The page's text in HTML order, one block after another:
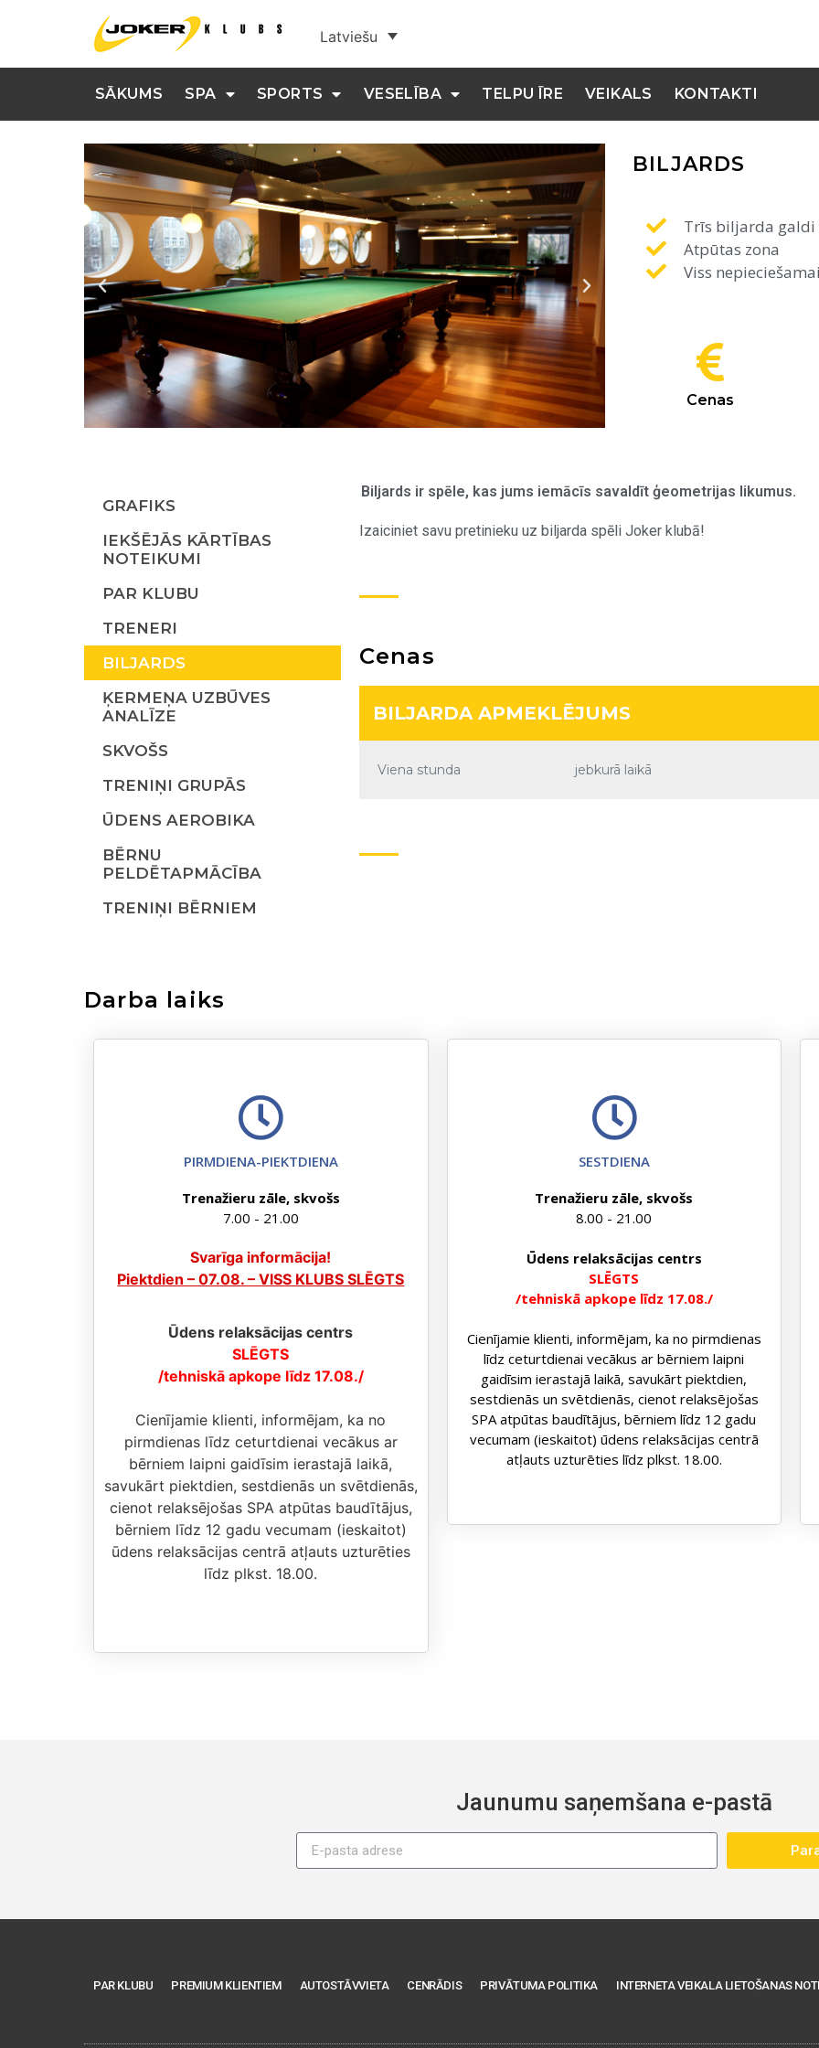
Latviešu
SĀKUMS SPA SPORTS VESELĪBA TELPU ĪRE VEIKALS KONTAKTI
BILJARDS
Trīs biljarda galdi
Atpūtas zona
Viss
Cenas
GRAFIKS
IEKŠĒJĀS KĀRTĪBAS
NOTEIKUMI
PAR KLUBU
TRENERI
BILJARDS
ĶERMEŅA UZBŪVES
ANALĪZE
SKVOŠS
TRENIŅI GRUPĀS
ŪDENS AEROBIKA
BĒRNU
PELDĒTAPMĀCĪBA
TRENIŅI BĒRNIEM
Biljards ir spēle, kas jums iemācīs savaldīt ģeometrijas likumus.
Izaiciniet savu pretinieku uz biljarda spēli Joker klubā!
Cenas
BILJARDA APMEKLĒJUMS
Viena stunda jebkurā laikā
Darba laiks
PIRMDIENA-PIEKTDIENA
Trenažieru zāle, skvošs
7.00 - 21.00
Svarīga informācija!
Piektdien – 07.08. – VISS KLUBS SLĒGTS
Ūdens relaksācijas centrs
SLĒGTS
/tehniskā apkope līdz 17.08./
Cienījamie klienti, informējam, ka no
pirmdienas līdz ceturtdienai vecākus ar
bērniem laipni gaidīsim ierastajā laikā,
savukārt piektdien, sestdienās un svētdienās,
cienot relaksējošas SPA atpūtas baudītājus,
bērniem līdz 12 gadu vecumam (ieskaitot)
ūdens relaksācijas centrā atļauts uzturēties
līdz plkst. 18.00.
SESTDIENA
Trenažieru zāle, skvošs
8.00 - 21.00
Ūdens relaksācijas centrs
SLĒGTS
/tehniskā apkope līdz 17.08./
Cienījamie klienti, informējam, ka no pirmdienas
līdz ceturtdienai vecākus ar bērniem laipni
gaidīsim ierastajā laikā, savukārt piektdien,
sestdienās un svētdienās, cienot relaksējošas
SPA atpūtas baudītājus, bērniem līdz 12 gadu
vecumam (ieskaitot) ūdens relaksācijas centrā
atļauts uzturēties līdz plkst. 18.00.
Jaunumu saņemšana e-pastā
PAR KLUBU PREMIUM KLIENTIEM AUTOSTĀVVIETA CENRĀDIS PRIVĀTUMA POLITIKA INTERNETA VEIKALA LIETOŠANAS